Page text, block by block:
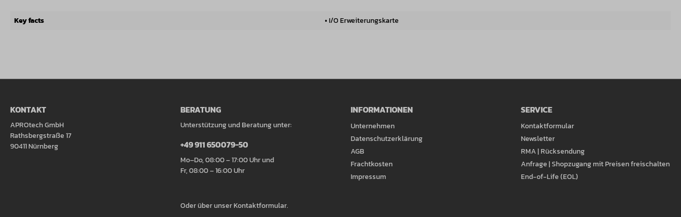
Key facts • I/O Erweiterungskarte
KONTAKT
APROtech GmbH
Rathsbergstraße 17
90411 Nürnberg
BERATUNG
Unterstützung und Beratung unter:
+49 911 650079-50
Mo–Do, 08:00 – 17:00 Uhr und
Fr, 08:00 – 16:00 Uhr
Oder über unserKontaktformular.
INFORMATIONEN
Unternehmen
Datenschutzerklärung
AGB
Frachtkosten
Impressum
SERVICE
Kontaktformular
Newsletter
RMA | Rücksendung
Anfrage | Shopzugang mit Preisen freischalten
End-of-Life (EOL)